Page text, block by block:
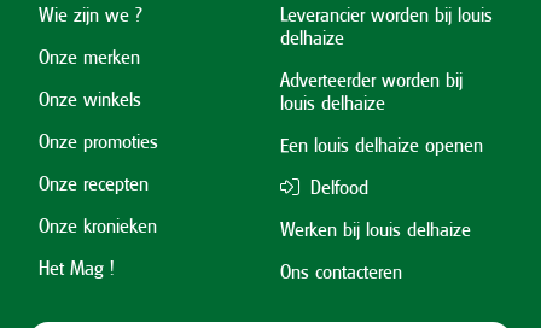
Wie zijn we ?
Onze merken
Onze winkels
Onze promoties
Onze recepten
Onze kronieken
Het Mag !
Leverancier worden bij louis
delhaize
Adverteerder worden bij
louis delhaize
Een louis delhaize openen
Delfood
Werken bij louis delhaize
Ons contacteren